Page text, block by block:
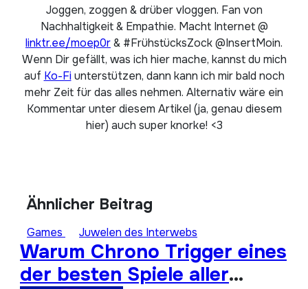
Joggen, zoggen & drüber vloggen. Fan von
Nachhaltigkeit & Empathie. Macht Internet @
linktr.ee/moep0r& #FrühstücksZock @InsertMoin.
Wenn Dir gefällt, was ich hier mache, kannst du mich
auf Ko-Fiunterstützen, dann kann ich mir bald noch
mehr Zeit für das alles nehmen. Alternativ wäre ein
Kommentar unter diesem Artikel (ja, genau diesem
hier) auch super knorke! <3
Ähnlicher Beitrag
Games Juwelen des Interwebs
Warum Chrono Trigger eines
der besten Spiele aller